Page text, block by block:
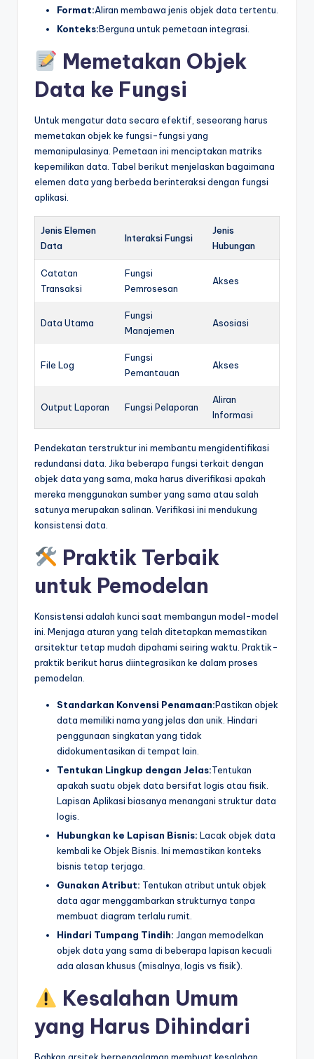
Format:Aliran membawa jenis objek data tertentu.
Konteks:Berguna untuk pemetaan integrasi.
Memetakan Objek
Data ke Fungsi
Untuk mengatur data secara efektif, seseorang harus
memetakan objek ke fungsi-fungsi yang
memanipulasinya. Pemetaan ini menciptakan matriks
kepemilikan data. Tabel berikut menjelaskan bagaimana
elemen data yang berbeda berinteraksi dengan fungsi
aplikasi.
Jenis Elemen
Data
Interaksi Fungsi
Jenis
Hubungan
Catatan
Transaksi
Fungsi
Pemrosesan
Akses
Data Utama
Fungsi
Manajemen
Asosiasi
File Log
Fungsi
Pemantauan
Akses
Output Laporan Fungsi Pelaporan
Aliran
Informasi
Pendekatan terstruktur ini membantu mengidentifikasi
redundansi data. Jika beberapa fungsi terkait dengan
objek data yang sama, maka harus diverifikasi apakah
mereka menggunakan sumber yang sama atau salah
satunya merupakan salinan. Verifikasi ini mendukung
konsistensi data.
Praktik Terbaik
untuk Pemodelan
Konsistensi adalah kunci saat membangun model-model
ini. Menjaga aturan yang telah ditetapkan memastikan
arsitektur tetap mudah dipahami seiring waktu. Praktik-
praktik berikut harus diintegrasikan ke dalam proses
pemodelan.
Standarkan Konvensi Penamaan:Pastikan objek
data memiliki nama yang jelas dan unik. Hindari
penggunaan singkatan yang tidak
didokumentasikan di tempat lain.
Tentukan Lingkup dengan Jelas:Tentukan
apakah suatu objek data bersifat logis atau fisik.
Lapisan Aplikasi biasanya menangani struktur data
logis.
Hubungkan ke Lapisan Bisnis: Lacak objek data
kembali ke Objek Bisnis. Ini memastikan konteks
bisnis tetap terjaga.
Gunakan Atribut: Tentukan atribut untuk objek
data agar menggambarkan strukturnya tanpa
membuat diagram terlalu rumit.
Hindari Tumpang Tindih: Jangan memodelkan
objek data yang sama di beberapa lapisan kecuali
ada alasan khusus (misalnya, logis vs fisik).
Kesalahan Umum
yang Harus Dihindari